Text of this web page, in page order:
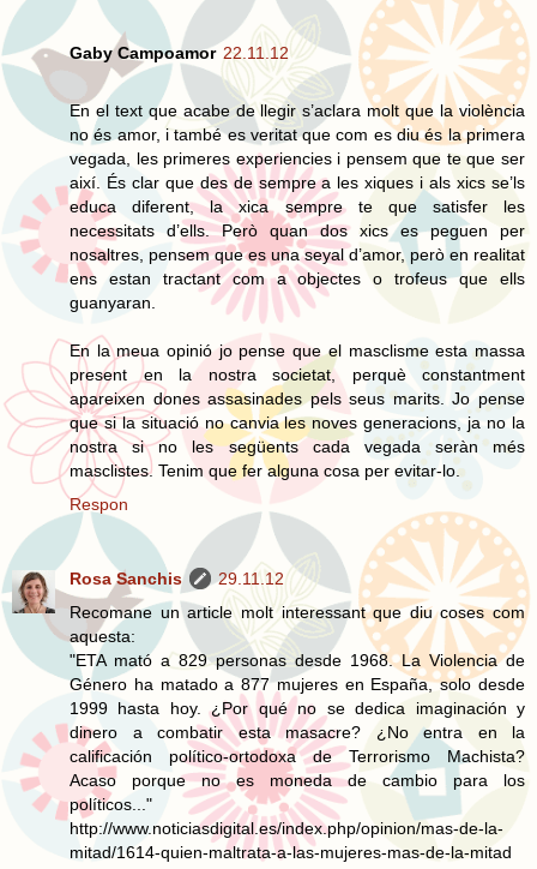
Gaby Campoamor 22.11.12
En el text que acabe de llegir s’aclara molt que la violència
no és amor, i també es veritat que com es diu és la primera
vegada, les primeres experiencies i pensem que te que ser
així. És clar que des de sempre a les xiques i als xics se’ls
educa diferent, la xica sempre te que satisfer les
necessitats d’ells. Però quan dos xics es peguen per
nosaltres, pensem que es una seyal d’amor, però en realitat
ens estan tractant com a objectes o trofeus que ells
guanyaran.
En la meua opinió jo pense que el masclisme esta massa
present en la nostra societat, perquè constantment
apareixen dones assasinades pels seus marits. Jo pense
que si la situació no canvia les noves generacions, ja no la
nostra si no les següents cada vegada seràn més
masclistes. Tenim que fer alguna cosa per evitar-lo.
Respon
Rosa Sanchis
29.11.12
Recomane un article molt interessant que diu coses com
aquesta:
"ETA mató a 829 personas desde 1968. La Violencia de
Género ha matado a 877 mujeres en España, solo desde
1999 hasta hoy. ¿Por qué no se dedica imaginación y
dinero a combatir esta masacre? ¿No entra en la
calificación político-ortodoxa de Terrorismo Machista?
Acaso porque no es moneda de cambio para los
políticos..."
http://www.noticiasdigital.es/index.php/opinion/mas-de-la-
mitad/1614-quien-maltrata-a-las-mujeres-mas-de-la-mitad